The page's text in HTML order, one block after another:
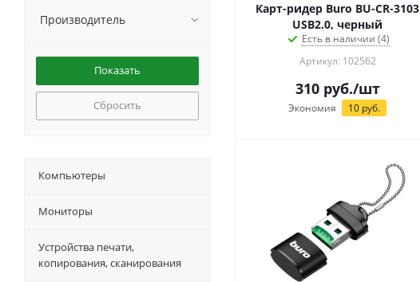
Карт-ридер Buro BU-CR-3103
USB2.0, черный
Есть в наличии (4)
Артикул: 102562
310руб./шт
Экономия 10 руб.
Производитель
Сбросить
Компьютеры
Мониторы
Устройства печати,
копирования, сканирования